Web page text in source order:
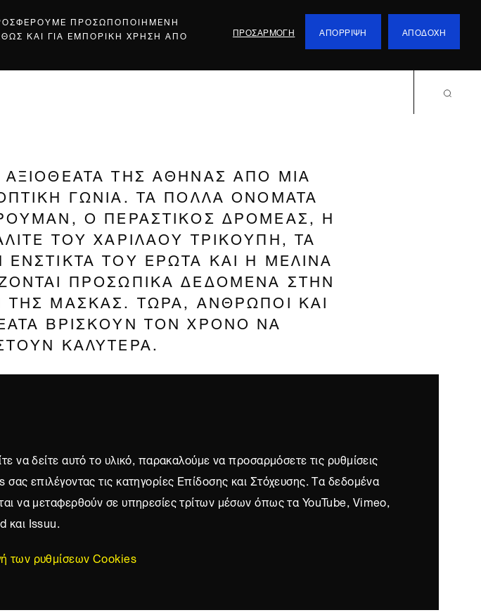
ΠΡΟΣΩΠΟΠΟΙΗΜΕΝΗ
ΚΑΙ ΓΙΑ ΕΜΠΟΡΙΚΗ ΧΡΗΣΗ ΑΠΟ
ΠΡΟΣΑΡΜΟΓΗ ΑΠΟΡΡΙΨΗ ΑΠΟΔΟΧΗ
ΤΗΣ ΑΘΗΝΑΣ ΑΠΟ ΜΙΑ
ΓΩΝΙΑ. ΤΑ ΠΟΛΛΑ ΟΝΟΜΑΤΑ
Ο ΠΕΡΑΣΤΙΚΟΣ ΔΡΟΜΕΑΣ, Η
ΤΟΥ ΧΑΡΙΛΑΟΥ ΤΡΙΚΟΥΠΗ, ΤΑ
ΤΟΥ ΕΡΩΤΑ ΚΑΙ Η ΜΕΛΙΝΑ
ΠΡΟΣΩΠΙΚΑ ΔΕΔΟΜΕΝΑ ΣΤΗΝ
ΤΗΣ ΜΑΣΚΑΣ. ΤΩΡΑ, ΑΝΘΡΩΠΟΙ ΚΑΙ
ΒΡΙΣΚΟΥΝ ΤΟΝ ΧΡΟΝΟ ΝΑ
ΚΑΛΥΤΕΡΑ.
να δείτε αυτό το υλικό, παρακαλούμε να προσαρμόσετε τις ρυθμίσεις
επιλέγοντας τις κατηγορίες Επίδοσης και Στόχευσης. Τα δεδομένα
να μεταφερθούν σε υπηρεσίες τρίτων μέσων όπως τα YouTube, Vimeo,
και Issuu.
των ρυθμίσεων Cookies